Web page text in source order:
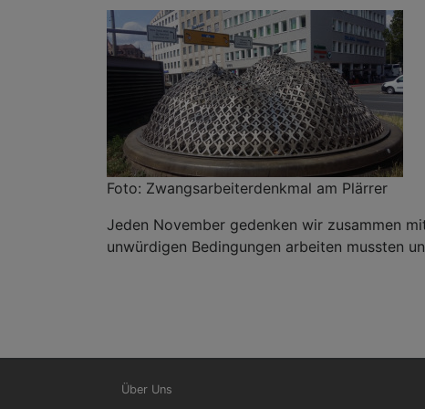
Foto: Zwangsarbeiterdenkmal am Plärrer
Jeden November gedenken wir zusammen
unwürdigen Bedingungen arbeiten mussten
Hauptnavigation
Über Uns